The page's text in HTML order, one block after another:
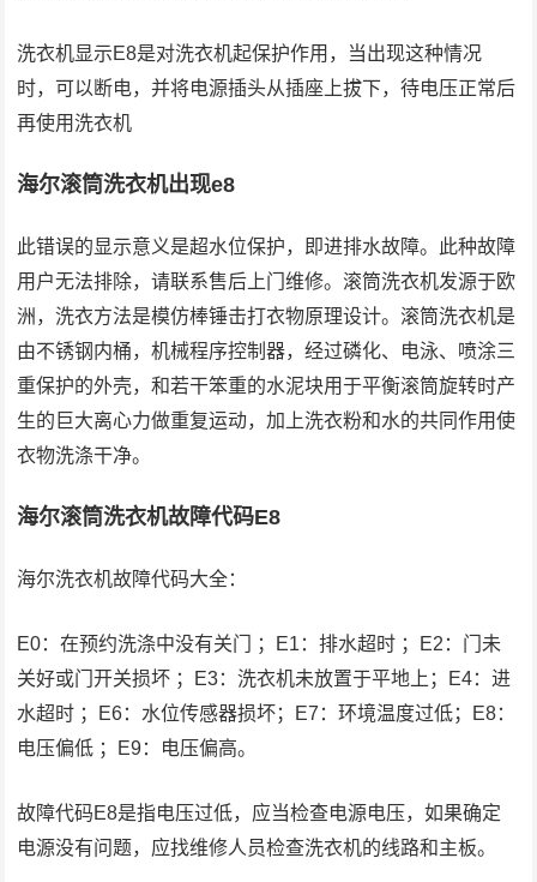
洗衣机显示E8是对洗衣机起保护作用，当出现这种情况
时，可以断电，并将电源插头从插座上拔下，待电压正常后
再使用洗衣机
海尔滚筒洗衣机出现e8
此错误的显示意义是超水位保护，即进排水故障。此种故障
用户无法排除，请联系售后上门维修。滚筒洗衣机发源于欧
洲，洗衣方法是模仿棒锤击打衣物原理设计。滚筒洗衣机是
由不锈钢内桶，机械程序控制器，经过磷化、电泳、喷涂三
重保护的外壳，和若干笨重的水泥块用于平衡滚筒旋转时产
生的巨大离心力做重复运动，加上洗衣粉和水的共同作用使
衣物洗涤干净。
海尔滚筒洗衣机故障代码E8
海尔洗衣机故障代码大全：
E0：在预约洗涤中没有关门 ；E1：排水超时 ；E2：门未
关好或门开关损坏 ；E3：洗衣机未放置于平地上；E4：进
水超时 ；E6：水位传感器损坏；E7：环境温度过低；E8：
电压偏低 ；E9：电压偏高。
故障代码E8是指电压过低，应当检查电源电压，如果确定
电源没有问题，应找维修人员检查洗衣机的线路和主板。